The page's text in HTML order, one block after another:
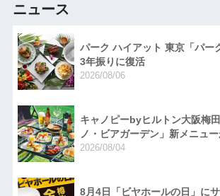
ニュース
パーク ハイアット 東京「パー
3年振りに復活
2026/08/06
キャノピーbyヒルトン大阪梅
ノ・ビアガーデン」新メニュ
2026/08/04
8月4日「ビヤホールの日」に